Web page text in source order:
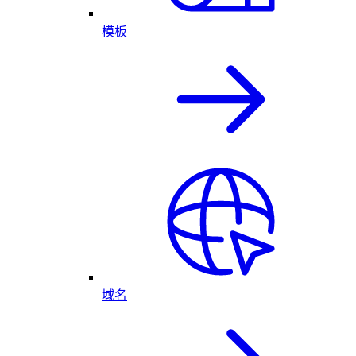
模板
域名